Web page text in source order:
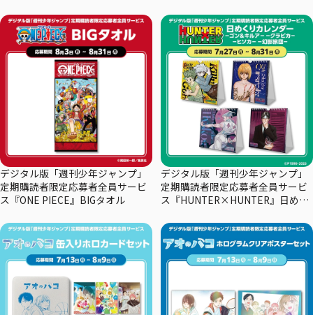
デジタル版「週刊少年ジャンプ」
定期購読者限定応募者全員サービ
ス『ONE PIECE』BIGタオル
デジタル版「週刊少年ジャンプ」
定期購読者限定応募者全員サービ
ス『HUNTER×HUNTER』日めく